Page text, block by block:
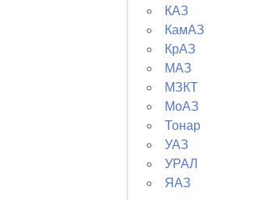
КАЗ
КамАЗ
КрАЗ
МАЗ
МЗКТ
МоАЗ
Тонар
УАЗ
УРАЛ
ЯАЗ